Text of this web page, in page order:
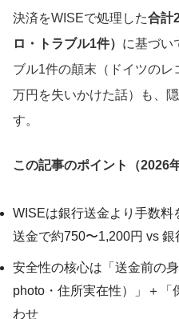
決済をWISEで処理した合計
ロ・トラブル1件） に基づい
ブル1件の顛末（ドイツの
万円を失いかけた話）も、
す。
この記事のポイント（2026
WISEは銀行送金より手数料
送金で約750〜1,200円 vs 銀
安全性の核心は「送金前の
photo・住所実在性）」＋「
わせ